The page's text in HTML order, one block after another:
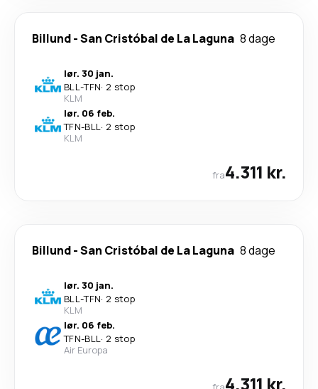
Billund-San Cristóbal de La Laguna 8 dage
lør. 30 jan.
BLL-TFN· 2 stop
KLM
lør. 06 feb.
TFN-BLL· 2 stop
KLM
fra4.311 kr.
Billund-San Cristóbal de La Laguna 8 dage
lør. 30 jan.
BLL-TFN· 2 stop
KLM
lør. 06 feb.
TFN-BLL· 2 stop
Air Europa
4.311 kr.